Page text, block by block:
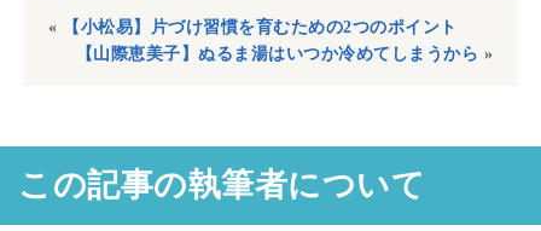
«
【小松易】片づけ習慣を育むための2つのポイント
【山際恵美子】ぬるま湯はいつか冷めてしまうから »
この記事の執筆者について